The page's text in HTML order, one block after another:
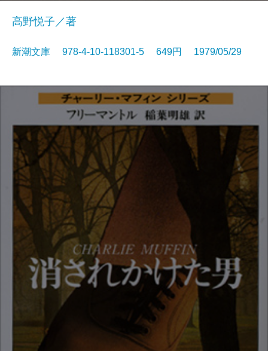
高野悦子／著
新潮文庫 978-4-10-118301-5 649円 1979/05/29